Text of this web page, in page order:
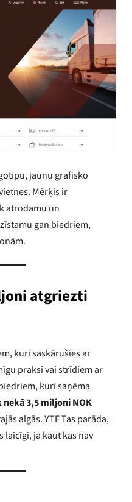
jaunu grafisko
Mērķis ir
atrodamu un
gan biedriem,
atgriezti
kuri saskārušies ar
praksi vai strīdiem ar
kuri saņēma
nekā 3,5 miljoni NOK
algās. YTF Tas parāda,
laicīgi, ja kaut kas nav